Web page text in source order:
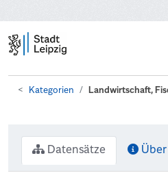
Kategorien Landwirtschaft,
Datensätze